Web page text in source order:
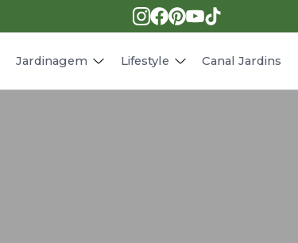
Jardinagem Lifestyle
Receitas
Canal Jardins